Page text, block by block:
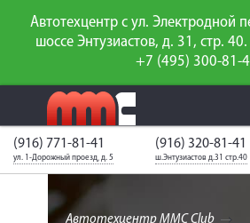
Автотехцентр с ул. Электродной
шоссе Энтузиастов, д. 31, стр.
+7 (495) 300-81-
Калькулятор
ТО
Каталог
запчастей
Ваш автомобиль
(916) 771-81-41
ул. 1-Дорожный проезд, д. 5
(916) 320-81-41
ш.Энтузиастов д.31 стр.40
Автотехцентр MMC Club